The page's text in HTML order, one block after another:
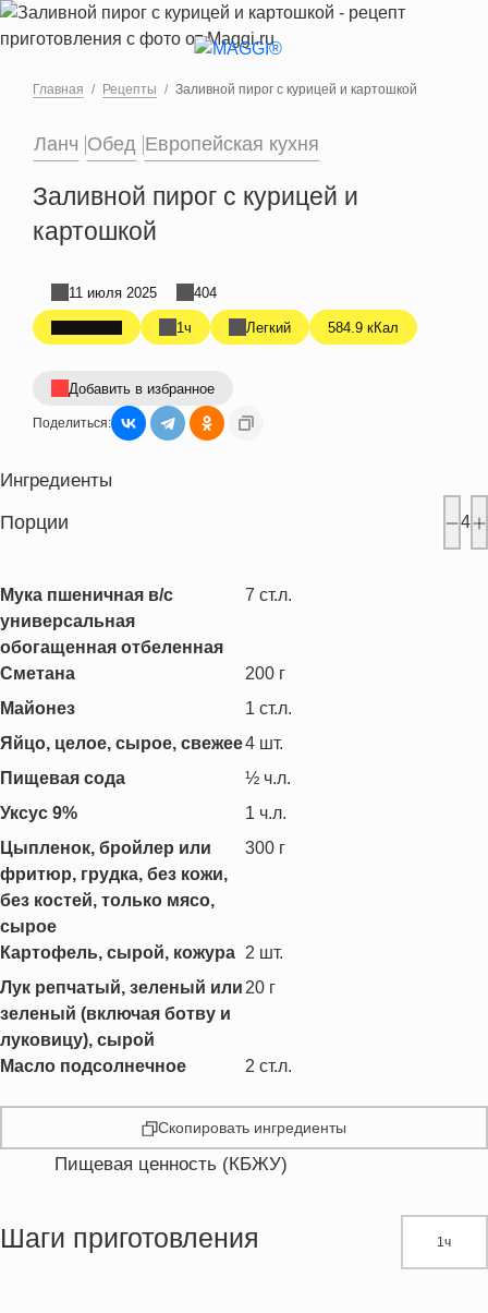
Перейти к основному содержанию
Главная Рецепты Заливной пирог с курицей и картошкой
Ланч Обед Европейская кухня
Заливной пирог с курицей и
картошкой
1ч Легкий 584.9 кКал
11 июля 2025 404
Добавить в избранное
Поделиться:
Ингредиенты
Порции 4
Мука пшеничная в/с
универсальная
обогащенная отбеленная
7 ст.л.
Сметана 200 г
Майонез
1 ст.л.
Яйцо, целое, сырое, свежее4 шт.
Пищевая сода
½ ч.л.
Уксус 9%
1 ч.л.
Цыпленок, бройлер или
фритюр, грудка, без кожи,
без костей, только мясо,
сырое
300 г
Картофель, сырой, кожура 2 шт.
Лук репчатый, зеленый или
зеленый (включая ботву и
луковицу), сырой
20 г
Масло подсолнечное 2 ст.л.
Скопировать ингредиенты
Пищевая ценность (КБЖУ)
Жиры
Шаги приготовления 1ч